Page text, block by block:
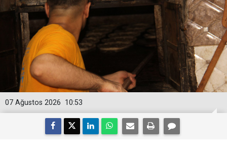
10:53
07 Ağustos 2026